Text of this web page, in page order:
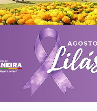
CONHEÇA MEDIANEIRA